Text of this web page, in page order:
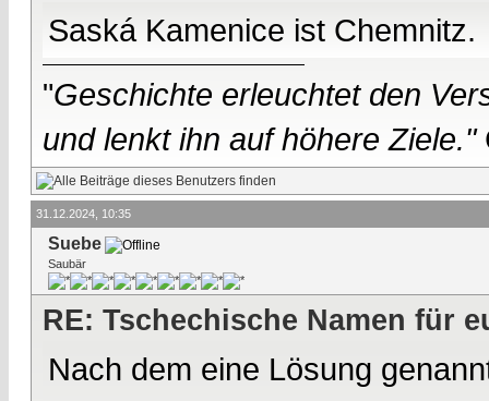
Saská Kamenice ist Chemnitz.
"Geschichte erleuchtet den
und lenkt ihn auf höhere Ziele."
31.12.2024, 10:35
Suebe
Saubär
RE: Tschechische Namen für
Nach dem eine Lösung